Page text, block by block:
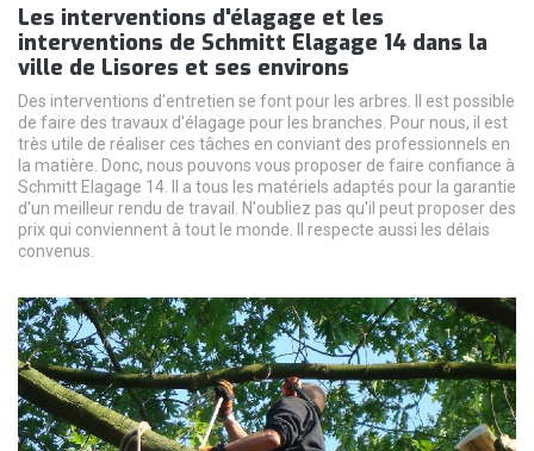
Les interventions d'élagage et les
interventions de Schmitt Elagage 14 dans la
ville de Lisores et ses environs
Des interventions d'entretien se font pour les arbres. Il est possible
de faire des travaux d'élagage pour les branches. Pour nous, il est
très utile de réaliser ces tâches en conviant des professionnels en
la matière. Donc, nous pouvons vous proposer de faire confiance à
Schmitt Elagage 14. Il a tous les matériels adaptés pour la garantie
d'un meilleur rendu de travail. N'oubliez pas qu'il peut proposer des
prix qui conviennent à tout le monde. Il respecte aussi les délais
convenus.